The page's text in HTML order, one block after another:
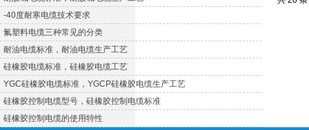
-40度耐寒电缆技术要求
氟塑料电缆三种常见的分类
耐油电缆标准，耐油电缆生产工艺
硅橡胶电缆标准，硅橡胶电缆工艺
YGC硅橡胶电缆标准，YGCP硅橡胶电缆生产工艺
硅橡胶控制电缆型号，硅橡胶控制电缆标准
硅橡胶控制电缆的使用特性